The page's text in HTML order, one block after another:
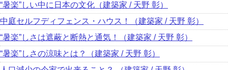
“暑楽”しい中に日本の文化（建築家 / 天野 彰）
中庭セルフディフェンス・ハウス！（建築家 / 天野 彰）
“暑楽”しさは遮蔽と断熱と通気！（建築家 / 天野 彰）
“暑楽”しさの涼味とは？（建築家 / 天野 彰）